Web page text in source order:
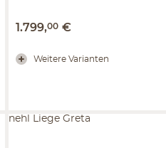
1.799,00 €
Weitere Varianten
nehl Liege Greta